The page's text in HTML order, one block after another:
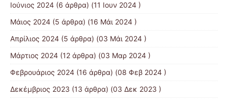
Ιούνιος 2024 (6 άρθρα) (11 Ιουν 2024 )
Μάιος 2024 (5 άρθρα) (16 Μάι 2024 )
Απρίλιος 2024 (5 άρθρα) (03 Μάι 2024 )
Μάρτιος 2024 (12 άρθρα) (03 Μαρ 2024 )
Φεβρουάριος 2024 (16 άρθρα) (08 Φεβ 2024 )
Δεκέμβριος 2023 (13 άρθρα) (03 Δεκ 2023 )